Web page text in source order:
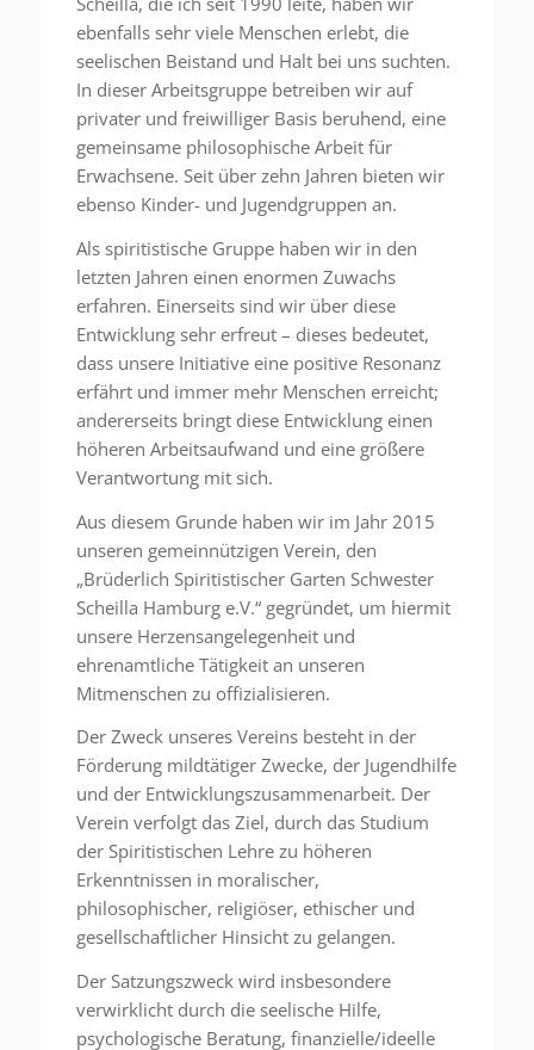
ebenfalls sehr viele Menschen erlebt, die
seelischen Beistand und Halt bei uns suchten.
In dieser Arbeitsgruppe betreiben wir auf
privater und freiwilliger Basis beruhend, eine
gemeinsame philosophische Arbeit für
Erwachsene. Seit über zehn Jahren bieten wir
ebenso Kinder- und Jugendgruppen an.
Als spiritistische Gruppe haben wir in den
letzten Jahren einen enormen Zuwachs
erfahren. Einerseits sind wir über diese
Entwicklung sehr erfreut – dieses bedeutet,
dass unsere Initiative eine positive Resonanz
erfährt und immer mehr Menschen erreicht;
andererseits bringt diese Entwicklung einen
höheren Arbeitsaufwand und eine größere
Verantwortung mit sich.
Aus diesem Grunde haben wir im Jahr 2015
unseren gemeinnützigen Verein, den
„Brüderlich Spiritistischer Garten Schwester
Scheilla Hamburg e.V.“ gegründet, um hiermit
unsere Herzensangelegenheit und
ehrenamtliche Tätigkeit an unseren
Mitmenschen zu offizialisieren.
Der Zweck unseres Vereins besteht in der
Förderung mildtätiger Zwecke, der Jugendhilfe
und der Entwicklungszusammenarbeit. Der
Verein verfolgt das Ziel, durch das Studium
der Spiritistischen Lehre zu höheren
Erkenntnissen in moralischer,
philosophischer, religiöser, ethischer und
gesellschaftlicher Hinsicht zu gelangen.
Der Satzungszweck wird insbesondere
verwirklicht durch die seelische Hilfe,
psychologische Beratung, finanzielle/ideelle